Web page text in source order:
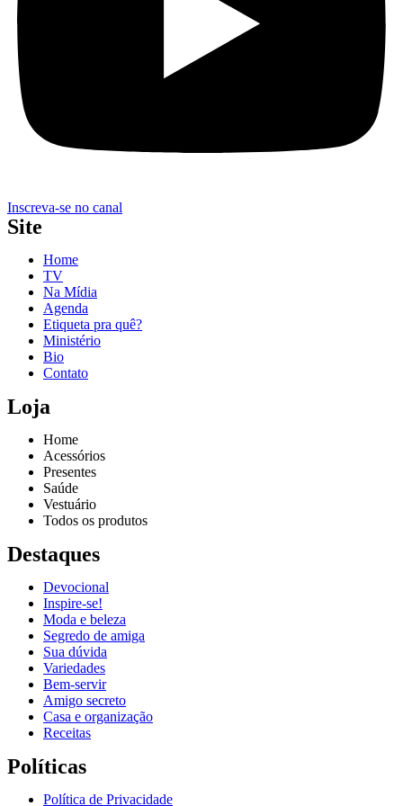
Inscreva-se no canal
Site
Home
TV
Na Mídia
Agenda
Etiqueta pra quê?
Ministério
Bio
Contato
Loja
Home
Acessórios
Presentes
Saúde
Vestuário
Todos os produtos
Destaques
Devocional
Inspire-se!
Moda e beleza
Segredo de amiga
Sua dúvida
Variedades
Bem-servir
Amigo secreto
Casa e organização
Receitas
Políticas
Política de Privacidade